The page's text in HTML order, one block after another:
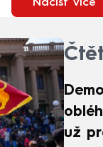
Načíst více
už